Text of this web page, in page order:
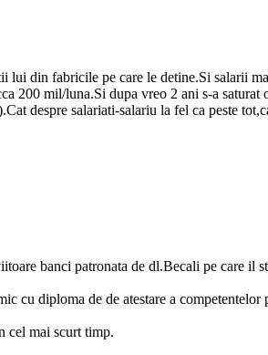
din fabricile pe care le detine.Si salarii
200 mil/luna.Si dupa vreo 2 ani s-a
despre salariati-salariu la fel ca peste
banci patronata de dl.Becali pe care il
cu diploma de de atestare a
cel mai scurt timp.